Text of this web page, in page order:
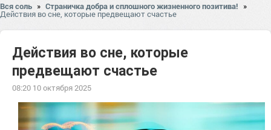
Вся соль » Страничка добра и сплошного жизненного позитива! »
Действия во сне, которые предвещают счастье
Действия во сне, которые
предвещают счастье
08:20 10 октября 2025